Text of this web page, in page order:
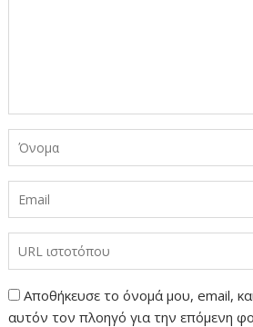
Αποθήκευσε το όνομά μου, email,
αυτόν τον πλοηγό για την επόμενη